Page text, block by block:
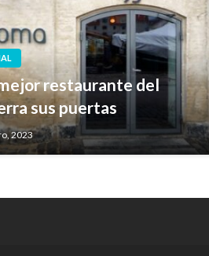
restaurante del
sus puertas
2023